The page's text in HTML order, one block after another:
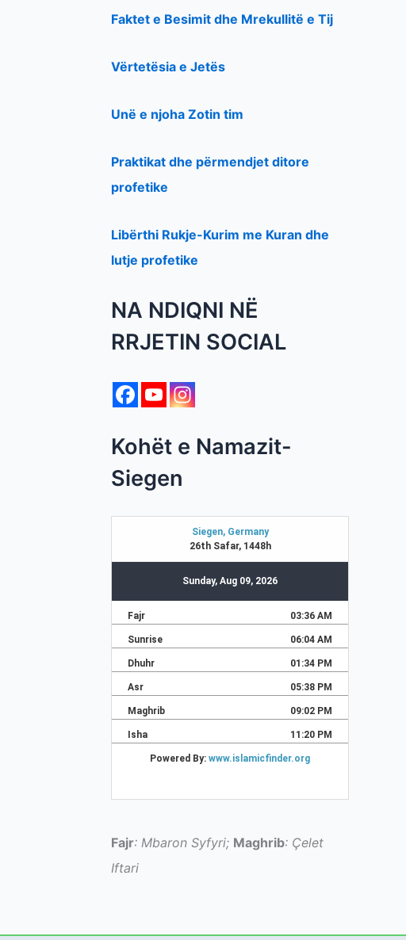
Faktet e Besimit dhe Mrekullitë e Tij
Vërtetësia e Jetës
Unë e njoha Zotin tim
Praktikat dhe përmendjet ditore
profetike
Libërthi Rukje-Kurim me Kuran dhe
lutje profetike
NA NDIQNI NË
RRJETIN SOCIAL
Kohët e Namazit-
Siegen
Fajr: Mbaron Syfyri; Maghrib: Çelet
Iftari